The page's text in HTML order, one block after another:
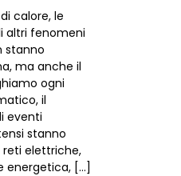
calore, le
altri fenomeni
stanno
ma anche il
ogni
il
eventi
stanno
elettriche,
energetica, […]